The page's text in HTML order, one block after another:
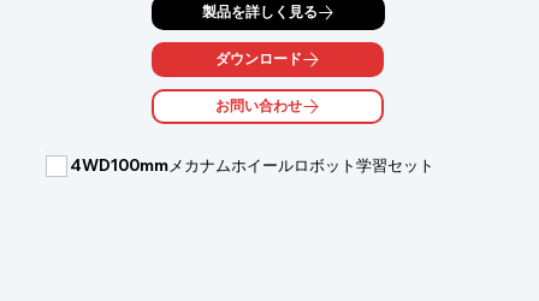
※企業向けライセンスでは、オプションで、指定プライベートク
ラウドサーバーまたはオンプレミスサーバーへの実装が可能で
製品を詳しく見る
ダウンロード
お問い合わせ
4WD100mmメカナムホイールロボット学習セット